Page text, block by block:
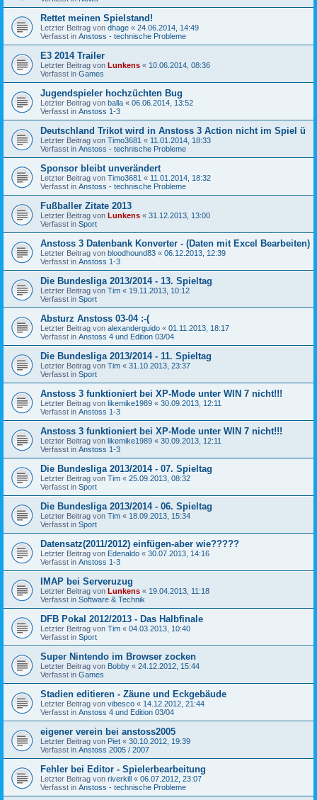
Rettet meinen Spielstand!
Letzter Beitrag von dhage « 24.06.2014, 14:49
Verfasst in Anstoss - technische Probleme
E3 2014 Trailer
Letzter Beitrag von Lunkens « 10.06.2014, 08:36
Verfasst in Games
Jugendspieler hochzüchten Bug
Letzter Beitrag von balla « 06.06.2014, 13:52
Verfasst in Anstoss 1-3
Deutschland Trikot wird in Anstoss 3 Action nicht im Spiel ü
Letzter Beitrag von Timo3681 « 11.01.2014, 18:33
Verfasst in Anstoss - technische Probleme
Sponsor bleibt unverändert
Letzter Beitrag von Timo3681 « 11.01.2014, 18:32
Verfasst in Anstoss - technische Probleme
Fußballer Zitate 2013
Letzter Beitrag von Lunkens « 31.12.2013, 13:00
Verfasst in Sport
Anstoss 3 Datenbank Konverter - (Daten mit Excel Bearbeiten)
Letzter Beitrag von bloodhound83 « 06.12.2013, 12:39
Verfasst in Anstoss 1-3
Die Bundesliga 2013/2014 - 13. Spieltag
Letzter Beitrag von Tim « 19.11.2013, 10:12
Verfasst in Sport
Absturz Anstoss 03-04 :-(
Letzter Beitrag von alexanderguido « 01.11.2013, 18:17
Verfasst in Anstoss 4 und Edition 03/04
Die Bundesliga 2013/2014 - 11. Spieltag
Letzter Beitrag von Tim « 31.10.2013, 23:37
Verfasst in Sport
Anstoss 3 funktioniert bei XP-Mode unter WIN 7 nicht!!!
Letzter Beitrag von likemike1989 « 30.09.2013, 12:11
Verfasst in Anstoss 1-3
Anstoss 3 funktioniert bei XP-Mode unter WIN 7 nicht!!!
Letzter Beitrag von likemike1989 « 30.09.2013, 12:11
Verfasst in Anstoss 1-3
Die Bundesliga 2013/2014 - 07. Spieltag
Letzter Beitrag von Tim « 25.09.2013, 08:32
Verfasst in Sport
Die Bundesliga 2013/2014 - 06. Spieltag
Letzter Beitrag von Tim « 18.09.2013, 15:34
Verfasst in Sport
Datensatz(2011/2012) einfügen-aber wie?????
Letzter Beitrag von Edenaldo « 30.07.2013, 14:16
Verfasst in Anstoss 1-3
IMAP bei Serveruzug
Letzter Beitrag von Lunkens « 19.04.2013, 11:18
Verfasst in Software & Technik
DFB Pokal 2012/2013 - Das Halbfinale
Letzter Beitrag von Tim « 04.03.2013, 10:40
Verfasst in Sport
Super Nintendo im Browser zocken
Letzter Beitrag von Bobby « 24.12.2012, 15:44
Verfasst in Games
Stadien editieren - Zäune und Eckgebäude
Letzter Beitrag von vibesco « 14.12.2012, 21:44
Verfasst in Anstoss 4 und Edition 03/04
eigener verein bei anstoss2005
Letzter Beitrag von Piet « 30.10.2012, 19:39
Verfasst in Anstoss 2005 / 2007
Fehler bei Editor - Spielerbearbeitung
Letzter Beitrag von riverkill « 06.07.2012, 23:07
Verfasst in Anstoss - technische Probleme